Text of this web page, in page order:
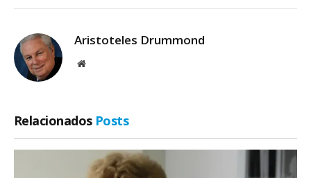
Aristoteles Drummond
Site
Relacionados Posts